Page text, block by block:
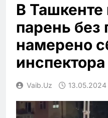
В
парень без
намерено
Vaib.uz 13.05.2024